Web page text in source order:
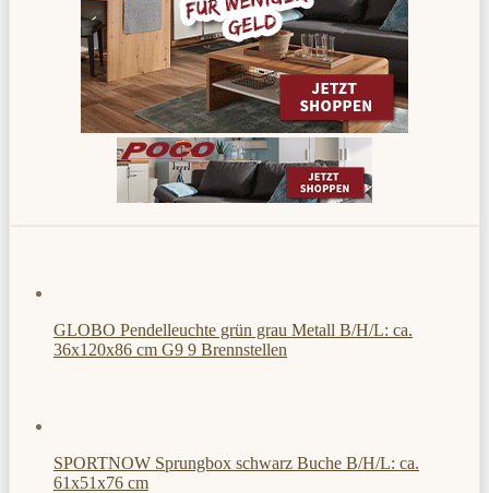
GLOBO Pendelleuchte grün grau Metall B/H/L: ca.
36x120x86 cm G9 9 Brennstellen
SPORTNOW Sprungbox schwarz Buche B/H/L: ca.
61x51x76 cm